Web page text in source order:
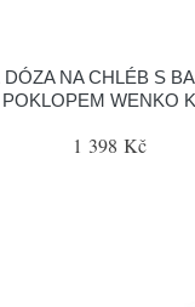
NA CHLÉB S
POKLOPEM WENKO
1 398 Kč